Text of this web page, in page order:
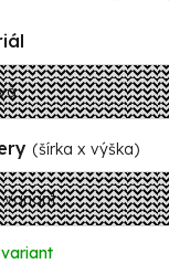
(šírka x výška)